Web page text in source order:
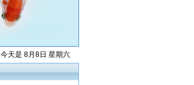
今天是 8月8日 星期六